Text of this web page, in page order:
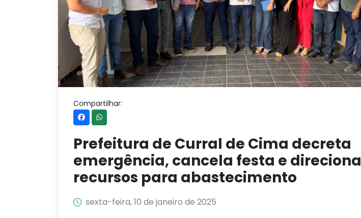
Compartilhar:
Prefeitura de Curral de Cima decreta
emergência, cancela festa e direciona
recursos para abastecimento
sexta-feira, 10 de janeiro de 2025